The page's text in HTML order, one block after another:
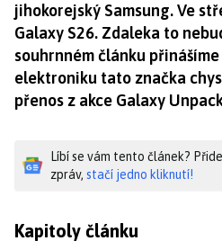
jihokorejský Samsung. Ve
Galaxy S26. Zdaleka to
souhrnném článku
elektroniku tato značka
přenos z akce Galaxy
Líbí se vám tento článek?
zpráv, stačí jedno kliknutí!
Kapitoly článku